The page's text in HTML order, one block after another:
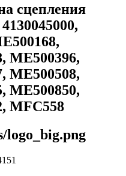
сцепления
ME500396,
ME500508,
ME500850,
MFC558
logo_big.png
1 51